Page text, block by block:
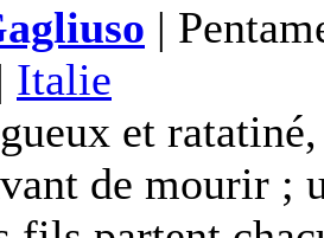
|
Italie
et
de mourir ;